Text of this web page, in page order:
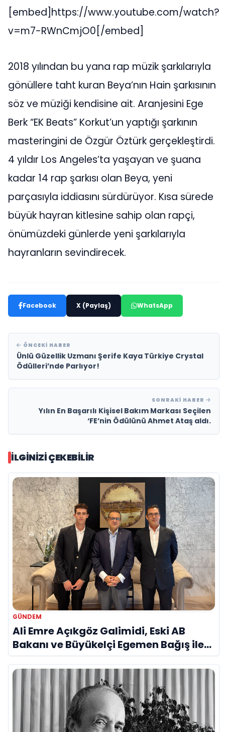
[embed]https://www.youtube.com/watch?
v=m7-RWnCmjO0[/embed]
2018 yılından bu yana rap müzik şarkılarıyla
gönüllere taht kuran Beya’nın Hain şarkısının
söz ve müziği kendisine ait. Aranjesini Ege
Berk “EK Beats” Korkut’un yaptığı şarkının
masteringini de Özgür Öztürk gerçekleştirdi.
4 yıldır Los Angeles’ta yaşayan ve şuana
kadar 14 rap şarkısı olan Beya, yeni
parçasıyla iddiasını sürdürüyor. Kısa sürede
büyük hayran kitlesine sahip olan rapçi,
önümüzdeki günlerde yeni şarkılarıyla
hayranların sevindirecek.
Facebook X (Paylaş) WhatsApp
ÖNCEKI HABER
Ünlü Güzellik Uzmanı Şerife Kaya Türkiye Crystal
Ödülleri’nde Parlıyor!
SONRAKI HABER
Yılın En Başarılı Kişisel Bakım Markası Seçilen
‘FE’nin Ödülünü Ahmet Ataş aldı.
İLGINIZI ÇEKEBILIR
GÜNDEM
Ali Emre Açıkgöz Galimidi, Eski AB
Bakanı ve Büyükelçi Egemen Bağış ile
Bir Araya Geldi